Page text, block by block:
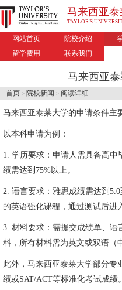
马来西亚泰
TAYLOR'S
网站首页 院校介绍
留学费用
联系我们
马来西亚
首页 > 院校新闻 > 阅读详细
马来西亚泰莱大学的申请条件主
以本科申请为例：
1. 学历要求：申请人需具备高
绩需达到75%以上。
2. 语言要求：雅思成绩需达到
的英语强化课程，通过测试后进
3. 材料要求：需提交成绩单、
料，所有材料需为英文或双语（
此外， 马来西亚泰莱大学部分专
绩或SAT/ACT等标准化考试成绩。